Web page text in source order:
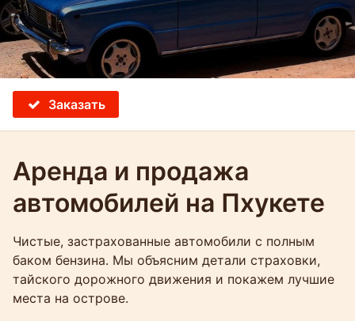
Заказать
Аренда и продажа
автомобилей на Пхукете
Чистые, застрахованные автомобили с полным
баком бензина. Мы объясним детали страховки,
тайского дорожного движения и покажем лучшие
места на острове.